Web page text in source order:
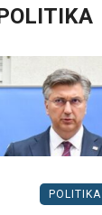
POLITIKA